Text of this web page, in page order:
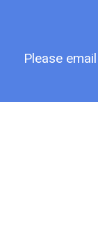
Please email